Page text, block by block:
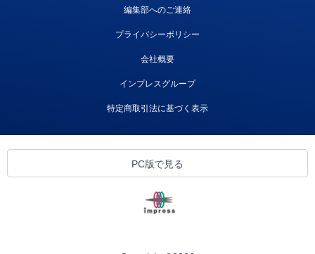
編集部へのご連絡
プライバシーポリシー
会社概要
インプレスグループ
特定商取引法に基づく表示
PC版で見る